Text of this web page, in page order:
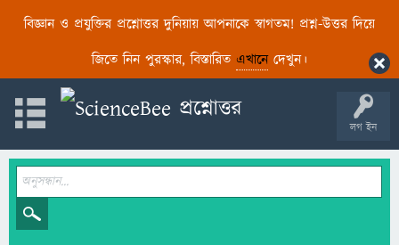
বিজ্ঞান ও প্রযুক্তির প্রশ্নোত্তর দুনিয়ায় আপনাকে স্বাগতম! প্রশ্ন-উত্তর দিয়ে
জিতে নিন পুরস্কার, বিস্তারিত এখানেদেখুন।
লগ ইন